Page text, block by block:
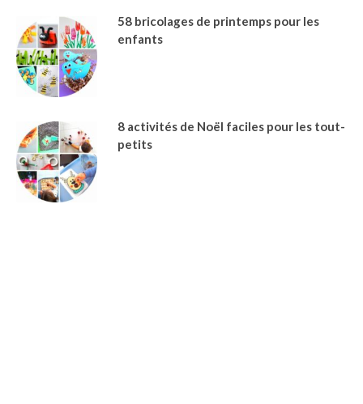
58 bricolages de printemps pour les
enfants
8 activités de Noël faciles pour les tout-
petits